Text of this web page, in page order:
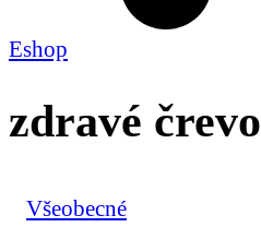
Eshop
zdravé črevo
Všeobecné